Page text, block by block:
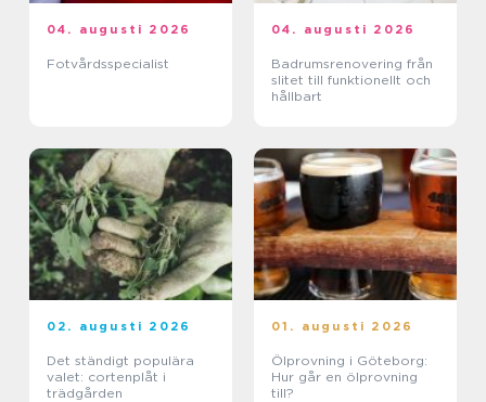
04. augusti 2026
Fotvårdsspecialist
04. augusti 2026
Badrumsrenovering från
slitet till funktionellt och
hållbart
02. augusti 2026
Det ständigt populära
valet: cortenplåt i
trädgården
01. augusti 2026
Ölprovning i Göteborg:
Hur går en ölprovning
till?